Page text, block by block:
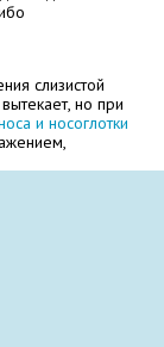
слизистой
но при
и носоглотки